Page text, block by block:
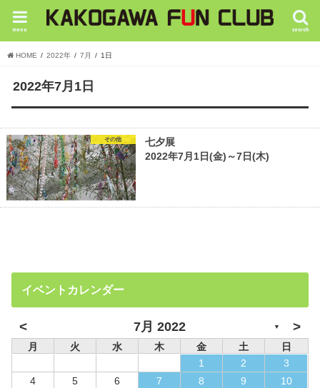
search
menu
HOME 2022年 7月 1日
2022年7月1日
その他
七夕展
2022年7月1日(金)～7日(木)
イベントカレンダー
< 7月 2022 ▼ >
月 火 水 木 金 土
日
1
2
3
4
5 6 7 8 9
10